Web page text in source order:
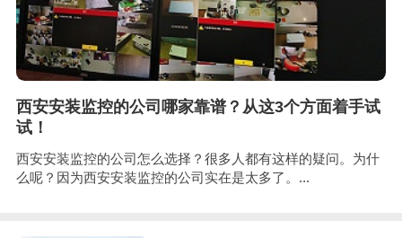
西安安装监控的公司哪家靠谱？从这3个方面着手试
试！
西安安装监控的公司怎么选择？很多人都有这样的疑问。为什
么呢？因为西安安装监控的公司实在是太多了。...